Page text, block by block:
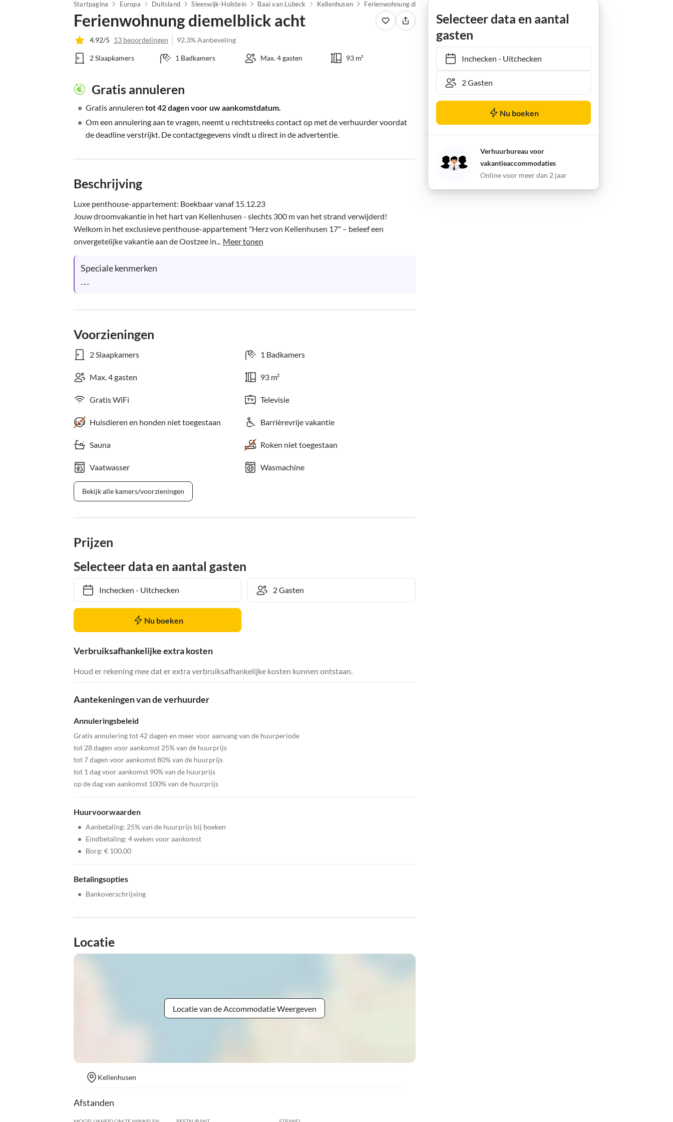
Startpagina Europa Duitsland Sleeswijk-Holstein Baai van Lübeck Kellenhusen Ferienwohnung diemelblick acht
Ferienwohnung diemelblick acht
4.92/5 13 beoordelingen 92.3% Aanbeveling
2 Slaapkamers 1 Badkamers Max. 4 gasten 93 m²
Gratis annuleren
• Gratis annuleren tot 42 dagen voor uw aankomstdatum.
• Om een annulering aan te vragen, neemt u rechtstreeks contact op met de verhuurder voordat
de deadline verstrijkt. De contactgegevens vindt u direct in de advertentie.
Beschrijving
Luxe penthouse-appartement: Boekbaar vanaf 15.12.23
Jouw droomvakantie in het hart van Kellenhusen - slechts 300 m van het strand verwijderd!
Welkom in het exclusieve penthouse-appartement "Herz von Kellenhusen 17" – beleef een
onvergetelijke vakantie aan de Oostzee in... Meer tonen
Speciale kenmerken
---
Voorzieningen
2 Slaapkamers 1 Badkamers
Max. 4 gasten 93 m²
Gratis WiFi Televisie
Huisdieren en honden niet toegestaan Barrièrevrije vakantie
Sauna Roken niet toegestaan
Vaatwasser Wasmachine
Bekijk alle kamers/voorzieningen
Prijzen
Selecteer data en aantal gasten
Inchecken- Uitchecken
Nu boeken
Verbruiksafhankelijke extra kosten
Houd er rekening mee dat er extra verbruiksafhankelijke kosten kunnen ontstaan.
Aantekeningen van de verhuurder
Annuleringsbeleid
Gratis annulering tot 42 dagen en meer voor aanvang van de huurperiode
tot 28 dagen voor aankomst 25% van de huurprijs
tot 7 dagen voor aankomst 80% van de huurprijs
tot 1 dag voor aankomst 90% van de huurprijs
op de dag van aankomst 100% van de huurprijs
Huurvoorwaarden
• Aanbetaling: 25% van de huurprijs bij boeken
• Eindbetaling: 4 weken voor aankomst
• Borg: € 100,00
Betalingsopties
• Bankoverschrijving
Locatie
Locatie van de Accommodatie Weergeven
Kellenhusen
Afstanden
Selecteer data en aantal
gasten
Inchecken- Uitchecken
Nu boeken
Verhuurbureau voor
vakantieaccommodaties
Online voor meer dan 2 jaar